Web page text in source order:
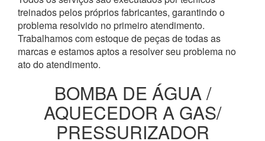
treinados pelos próprios fabricantes, garantindo o
problema resolvido no primeiro atendimento.
Trabalhamos com estoque de peças de todas as
marcas e estamos aptos a resolver seu problema no
ato do atendimento.
BOMBA DE ÁGUA /
AQUECEDOR A GAS/
PRESSURIZADOR